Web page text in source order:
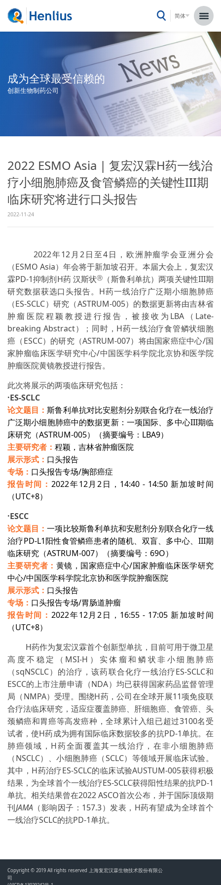
简体
成为全球最受信赖的
创新生物制药公司
2022 ESMO Asia | 复宏汉霖H药一线治
疗小细胞肺癌及食管鳞癌的关键性III期
临床研究将进行口头报告
2022-11-24
2022年12月2日至4日，欧洲肿瘤学会亚洲分会
（ESMO Asia）年会将于新加坡召开。本届大会上，复宏汉
霖PD-1抑制剂H药 汉斯状Ⓡ （斯鲁利单抗）两项关键性III期
研究数据获选口头报告。H药一线治疗广泛期小细胞肺癌
（ES-SCLC）研究（ASTRUM-005）的数据更新将由吉林省
肿瘤医院程颖教授进行报告，被接收为LBA（Late-
breaking Abstract）；同时，H药一线治疗食管鳞状细胞
癌（ESCC）的研究（ASTRUM-007）将由国家癌症中心/国
家肿瘤临床医学研究中心/中国医学科学院北京协和医学院
肿瘤医院黄镜教授进行报告。
此次将展示的两项临床研究包括：
·ES-SCLC
论文题目：斯鲁利单抗对比安慰剂分别联合化疗在一线治疗
广泛期小细胞肺癌中的数据更新：一项国际、多中心III期临
床研究（ASTRUM-005）（摘要编号：LBA9）
主要研究者： 程颖，吉林省肿瘤医院
展示形式： 口头报告
专场： 口头报告专场/胸部癌症
报告时间： 2022年12月2日，14:40 - 14:50 新加坡时间
（UTC+8）
·ESCC
论文题目：一项比较斯鲁利单抗和安慰剂分别联合化疗一线
治疗PD-L1阳性食管鳞癌患者的随机、双盲、多中心、III期
临床研究（ASTRUM-007）（摘要编号：69O）
主要研究者： 黄镜，国家癌症中心/国家肿瘤临床医学研究
中心/中国医学科学院北京协和医学院肿瘤医院
展示形式： 口头报告
专场： 口头报告专场/胃肠道肿瘤
报告时间： 2022年12月2日，16:55 - 17:05 新加坡时间
（UTC+8）
H药作为复宏汉霖首个创新型单抗，目前可用于微卫星
高度不稳定（MSI-H）实体瘤和鳞状非小细胞肺癌
（sqNSCLC）的治疗，该药联合化疗一线治疗ES-SCLC和
ESCC的上市注册申请（NDA）均已获得国家药品监督管理
局（NMPA）受理。围绕H药，公司在全球开展11项免疫联
合疗法临床研究，适应症覆盖肺癌、肝细胞癌、食管癌、头
颈鳞癌和胃癌等高发癌种，全球累计入组已超过3100名受
试者，使H药成为拥有国际临床数据较多的抗PD-1单抗。在
肺癌领域，H药全面覆盖其一线治疗，在非小细胞肺癌
（NSCLC）、小细胞肺癌（SCLC）等领域开展临床试验。
其中，H药治疗ES-SCLC的临床试验AUSTUM-005获得积极
结果，为全球首个一线治疗ES-SCLC获得阳性结果的抗PD-1
单抗。相关结果曾在2022 ASCO首次公布，并于国际顶级期
刊JAMA（影响因子：157.3）发表，H药有望成为全球首个
一线治疗SCLC的抗PD-1单抗。
Copyright © 2019 All rights reserved 上海复宏汉霖生物技术股份有限公
司